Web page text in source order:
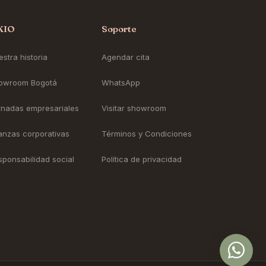
historia
Bogotá
empresariales
corporativas
social
Soporte
Agendar cita
WhatsApp
Visitar showroom
Términos y Condiciones
Política de privacidad